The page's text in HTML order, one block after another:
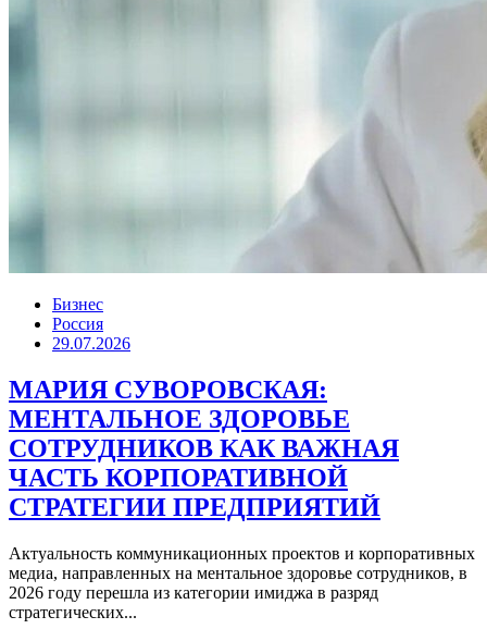
Бизнес
Россия
29.07.2026
МАРИЯ СУВОРОВСКАЯ:
МЕНТАЛЬНОЕ ЗДОРОВЬЕ
СОТРУДНИКОВ КАК ВАЖНАЯ
ЧАСТЬ КОРПОРАТИВНОЙ
СТРАТЕГИИ ПРЕДПРИЯТИЙ
Актуальность коммуникационных проектов и корпоративных
медиа, направленных на ментальное здоровье сотрудников, в
2026 году перешла из категории имиджа в разряд
стратегических...